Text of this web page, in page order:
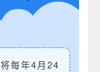
每年4月24